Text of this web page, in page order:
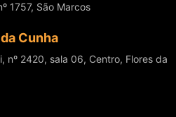
1757, São Marcos
Cunha
nº 2420, sala 06, Centro, Flores da